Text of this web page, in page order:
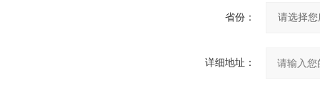
省份：
详细地址：